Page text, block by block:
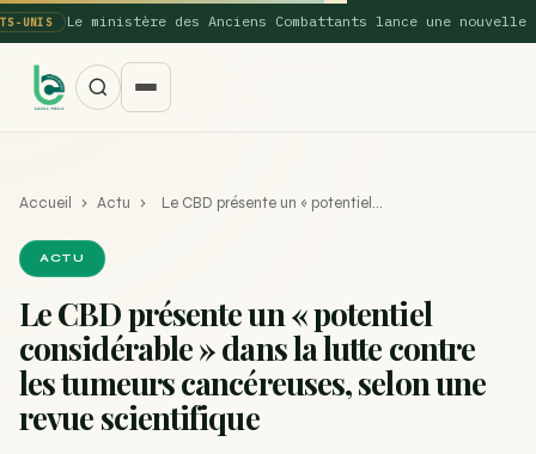
Le ministère des Anciens Combattants lance une nouvelle
SUGGESTIONS POPULAIRES
Une nouvelle étude montre que la vaporisation du
cannabis réduit de 99…
Accueil › Actu › Le CBD présente un « potentiel…
ACTU
Le CBD présente un « potentiel
considérable » dans la lutte contre
les tumeurs cancéreuses, selon une
revue scientifique